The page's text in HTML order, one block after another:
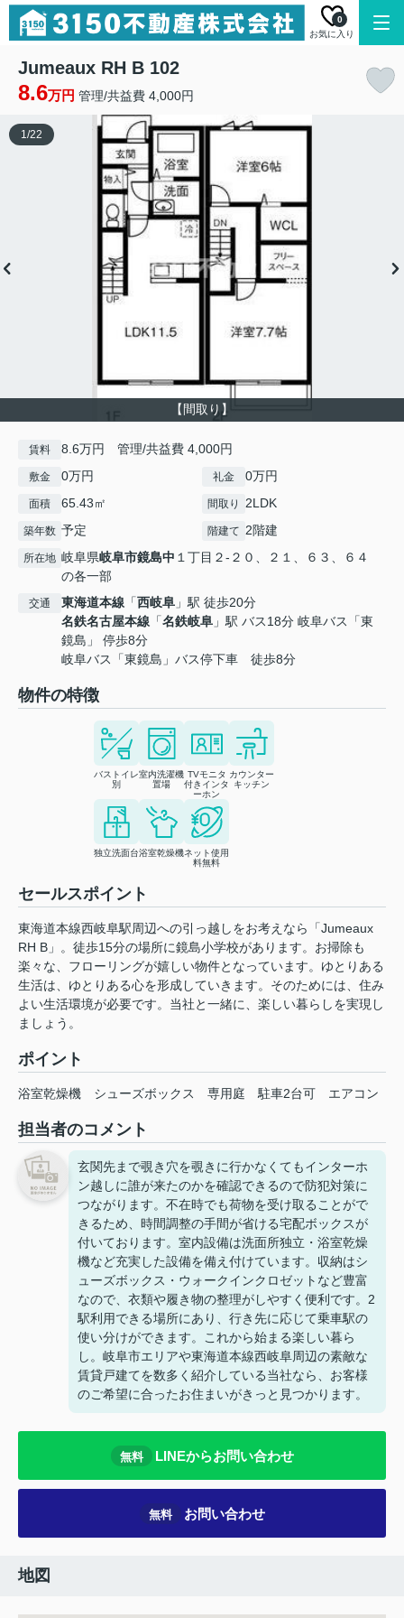
お気に入り
0
Jumeaux RH B 102
8.6万円 管理/共益費 4,000円
【間取り】
1/22
賃料 8.6万円 管理/共益費 4,000円
敷金 0万円 礼金 0万円
面積 65.43㎡ 間取り 2LDK
築年数 予定 階建て 2階建
所在地 岐阜県岐阜市鏡島中 １丁目２-２０、２１、６３、６４
の各一部
交通 東海道本線 「西岐阜 」駅 徒歩20分
名鉄名古屋本線 「名鉄岐阜 」駅 バス18分 岐阜バス「東
鏡島」 停歩8分
岐阜バス「東鏡島」バス停下車 徒歩8分
物件の特徴
バストイレ
別
室内洗濯機
置場
TVモニタ
付きインタ
ーホン
カウンター
キッチン
独立洗面台浴室乾燥機ネット使用
料無料
セールスポイント
東海道本線西岐阜駅周辺への引っ越しをお考えなら「Jumeaux
RH B」。徒歩15分の場所に鏡島小学校があります。お掃除も
楽々な、フローリングが嬉しい物件となっています。ゆとりある
生活は、ゆとりある心を形成していきます。そのためには、住み
よい生活環境が必要です。当社と一緒に、楽しい暮らしを実現し
ましょう。
ポイント
浴室乾燥機 シューズボックス 専用庭 駐車2台可 エアコン
担当者のコメント
玄関先まで覗き穴を覗きに行かなくてもインターホ
ン越しに誰が来たのかを確認できるので防犯対策に
つながります。不在時でも荷物を受け取ることがで
きるため、時間調整の手間が省ける宅配ボックスが
付いております。室内設備は洗面所独立・浴室乾燥
機など充実した設備を備え付けています。収納はシ
ューズボックス・ウォークインクロゼットなど豊富
なので、衣類や履き物の整理がしやすく便利です。2
駅利用できる場所にあり、行き先に応じて乗車駅の
使い分けができます。これから始まる楽しい暮ら
し。岐阜市エリアや東海道本線西岐阜周辺の素敵な
賃貸戸建てを数多く紹介している当社なら、お客様
のご希望に合ったお住まいがきっと見つかります。
無料 LINEからお問い合わせ
無料 お問い合わせ
地図